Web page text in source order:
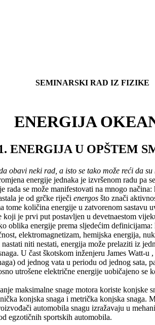
SEMINARSKI RAD IZ FIZIKE
ENERGIJA
ENERGIJA U OPŠTEM
obavi neki rad, a isto se tako može reći da
energije jednaka je izvršenom radu pa
rada se može manifestovati na mnogo
je od grčke riječi energos što znači
tome količina energije u zatvorenom sastavu
koji je prvi put postavljen u devetnaestom
oblika energije prema sljedećim
elektromagnetizam, hemijska energija,
niti nestati, energija može prelaziti iz
U čast škotskom inženjeru James Watt-
od jednog vata u periodu od jednog sata,
utrošene električne energije uobičajeno
maksimalne snage motora koriste konjske
konjska snaga i metrička konjska snaga.
automobila snagu izražavaju u
egzotičnih sportskih automobila.